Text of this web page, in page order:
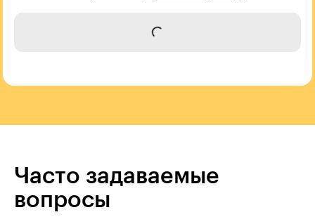
Записаться
Часто задаваемые
вопросы